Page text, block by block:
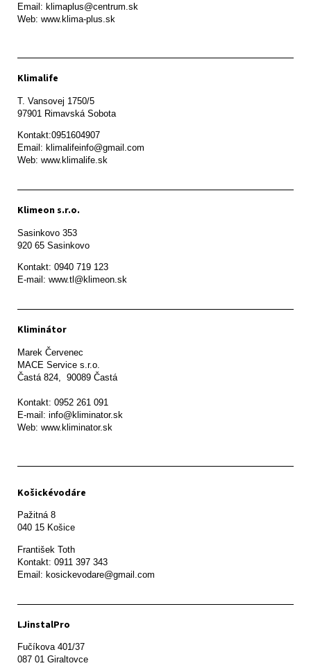
Email: klimaplus@centrum.sk
Klimalife
T. Vansovej 1750/5
97901 Rimavská Sobota
Kontakt:0951604907
Email: klimalifeinfo@gmail.com
Web: www.klimalife.sk
Klimeon s.r.o.
Sasinkovo 353
920 65 Sasinkovo
Kontakt: 0940 719 123
E-mail: www.tl@klimeon.sk
Kliminátor
Marek Červenec
MACE Service s.r.o.
Častá 824,  90089 Častá
Kontakt: 0952 261 091
E-mail: info@kliminator.sk
Web: www.kliminator.sk
Košickévodáre
Pažitná 8
František Toth
Kontakt: 0911 397 343
Email: kosickevodare@gmail.com
LJinstalPro
Fučíkova 401/37
087 01 Giraltovce